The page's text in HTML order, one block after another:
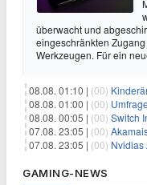
überwacht und
eingeschränkten
Werkzeugen. Für ein
08.08. 01:10 | (00)
08.08. 01:00 | (00)
08.08. 00:05 | (00) Switch Inc.
07.08. 23:05 | (00) Akamais Q2-
07.08. 23:05 | (00) Nvidias Aktie
GAMING-NEWS